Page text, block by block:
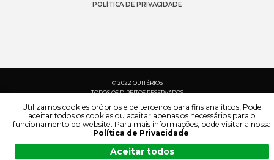
POLÍTICA DE PRIVACIDADE
© 2022 QUITÉRIOS
TODOS OS DIREITOS RESERVADOS
Utilizamos cookies próprios e de terceiros para fins analíticos, Pode
aceitar todos os cookies ou aceitar apenas os necessários para o
funcionamento do website. Para mais informações, pode visitar a nossa
Política de Privacidade.
Aceitar todos